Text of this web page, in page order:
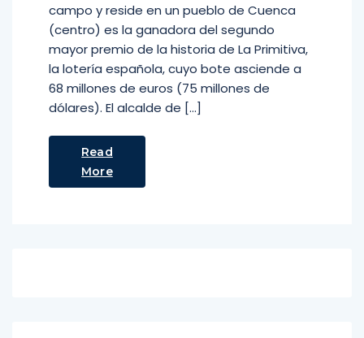
campo y reside en un pueblo de Cuenca
(centro) es la ganadora del segundo
mayor premio de la historia de La Primitiva,
la lotería española, cuyo bote asciende a
68 millones de euros (75 millones de
dólares). El alcalde de […]
Read
More